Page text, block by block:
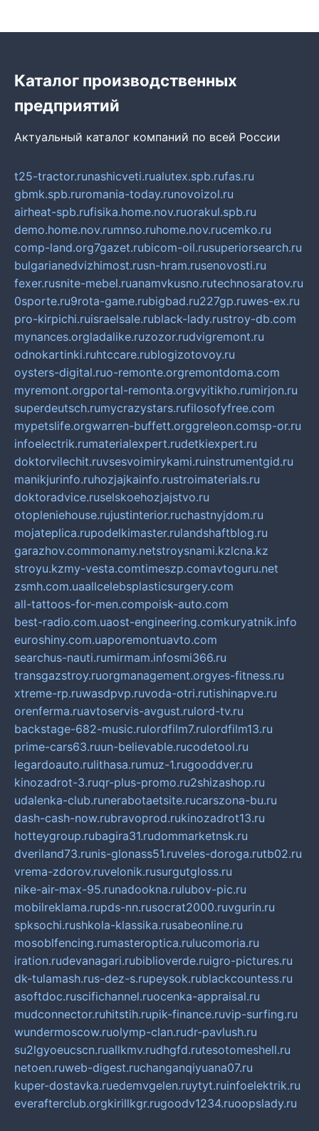
Каталог производственных
предприятий
Актуальный каталог компаний по всей России
t25-tractor.runashicveti.rualutex.spb.rufas.ru
gbmk.spb.ruromania-today.runovoizol.ru
airheat-spb.rufisika.home.nov.ruorakul.spb.ru
demo.home.nov.rumnso.ruhome.nov.rucemko.ru
comp-land.org7gazet.rubicom-oil.rusuperiorsearch.ru
bulgarianedvizhimost.rusn-hram.rusenovosti.ru
fexer.rusnite-mebel.ruanamvkusno.rutechnosaratov.ru
0sporte.ru9rota-game.rubigbad.ru227gp.ruwes-ex.ru
pro-kirpichi.ruisraelsale.rublack-lady.rustroy-db.com
mynances.orgladalike.ruzozor.rudvigremont.ru
odnokartinki.ruhtccare.rublogizotovoy.ru
oysters-digital.ruo-remonte.orgremontdoma.com
myremont.orgportal-remonta.orgvyitikho.rumirjon.ru
superdeutsch.rumycrazystars.rufilosofyfree.com
mypetslife.orgwarren-buffett.orggreleon.comsp-or.ru
infoelectrik.rumaterialexpert.rudetkiexpert.ru
doktorvilechit.ruvsesvoimirykami.ruinstrumentgid.ru
manikjurinfo.ruhozjajkainfo.rustroimaterials.ru
doktoradvice.ruselskoehozjajstvo.ru
otopleniehouse.rujustinterior.ruchastnyjdom.ru
mojateplica.rupodelkimaster.rulandshaftblog.ru
garazhov.commonamy.netstroysnami.kzlcna.kz
stroyu.kzmy-vesta.comtimeszp.comavtoguru.net
zsmh.com.uaallcelebsplasticsurgery.com
all-tattoos-for-men.compoisk-auto.com
best-radio.com.uaost-engineering.comkuryatnik.info
euroshiny.com.uaporemontuavto.com
searchus-nauti.rumirmam.infosmi366.ru
transgazstroy.ruorgmanagement.orgyes-fitness.ru
xtreme-rp.ruwasdpvp.ruvoda-otri.rutishinapve.ru
orenferma.ruavtoservis-avgust.rulord-tv.ru
backstage-682-music.rulordfilm7.rulordfilm13.ru
prime-cars63.ruun-believable.rucodetool.ru
legardoauto.rulithasa.rumuz-1.rugooddver.ru
kinozadrot-3.ruqr-plus-promo.ru2shizashop.ru
udalenka-club.runerabotaetsite.rucarszona-bu.ru
dash-cash-now.rubravoprod.rukinozadrot13.ru
hotteygroup.rubagira31.rudommarketnsk.ru
dveriland73.runis-glonass51.ruveles-doroga.rutb02.ru
vrema-zdorov.ruvelonik.rusurgutgloss.ru
nike-air-max-95.runadookna.rulubov-pic.ru
mobilreklama.rupds-nn.rusocrat2000.ruvgurin.ru
spksochi.rushkola-klassika.rusabeonline.ru
mosoblfencing.rumasteroptica.rulucomoria.ru
iration.rudevanagari.rubiblioverde.ruigro-pictures.ru
dk-tulamash.rus-dez-s.rupeysok.rublackcountess.ru
asoftdoc.ruscifichannel.ruocenka-appraisal.ru
mudconnector.ruhitstih.rupik-finance.ruvip-surfing.ru
wundermoscow.ruolymp-clan.rudr-pavlush.ru
su2lgyoeucscn.ruallkmv.rudhgfd.rutesotomeshell.ru
netoen.ruweb-digest.ruchanganqiyuana07.ru
kuper-dostavka.ruedemvgelen.ruytyt.ruinfoelektrik.ru
everafterclub.orgkirillkgr.rugoodv1234.ruoopslady.ru